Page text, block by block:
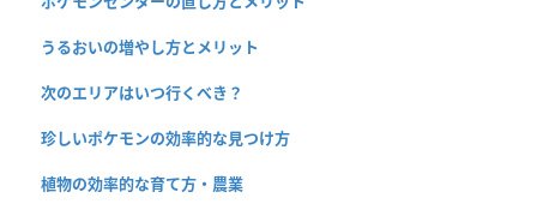
うるおいの増やし方とメリット
次のエリアはいつ行くべき？
珍しいポケモンの効率的な見つけ方
植物の効率的な育て方・農業